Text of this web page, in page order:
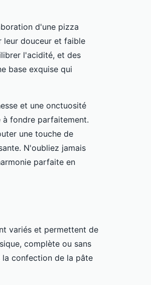
d'une pizza
leur douceur et faible
l'acidité, et des
base exquise qui
et une onctuosité
à fondre parfaitement.
une touche de
N'oubliez jamais
parfaite en
variés et permettent de
complète ou sans
confection de la pâte